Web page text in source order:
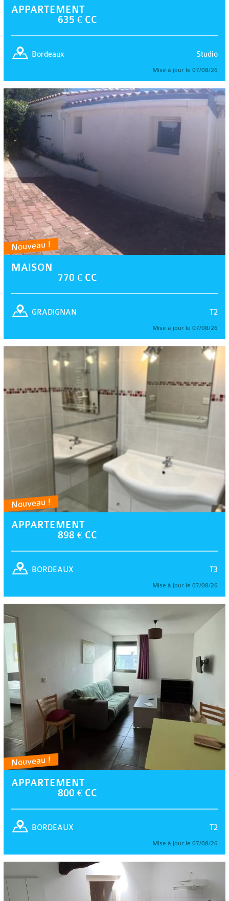
APPARTEMENT
635 € CC
Studio
Bordeaux
Mise à jour le 07/08/26
Nouveau !
MAISON
770 € CC
T2
GRADIGNAN
Mise à jour le 07/08/26
Nouveau !
APPARTEMENT
898 € CC
T3
BORDEAUX
Mise à jour le 07/08/26
Nouveau !
APPARTEMENT
800 € CC
T2
BORDEAUX
Mise à jour le 07/08/26